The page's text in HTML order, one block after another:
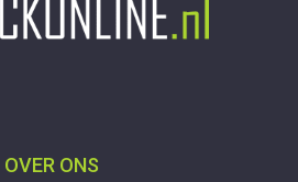
OVER ONS